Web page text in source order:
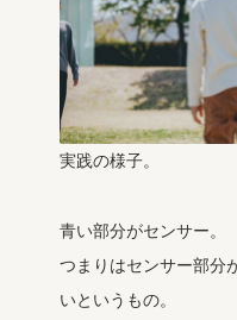
実践の様子。
青い部分がセンサー。
つまりはセンサー部分
いというもの。